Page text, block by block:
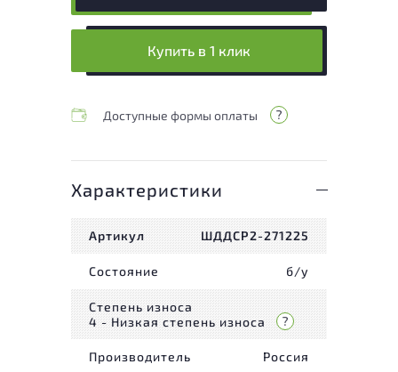
Купить в 1 клик
Доступные формы оплаты
Характеристики
Артикул ШДДСР2-271225
Состояние б/у
Степень износа
4 - Низкая степень износа
Производитель Россия